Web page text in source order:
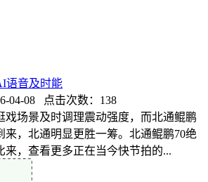
语音及时能
04-08 点击次数：138
戏场景及时调理震动强度，而北通鲲鹏
来，北通明显更胜一筹。北通鲲鹏70绝
来，查看更多正在当今快节拍的...